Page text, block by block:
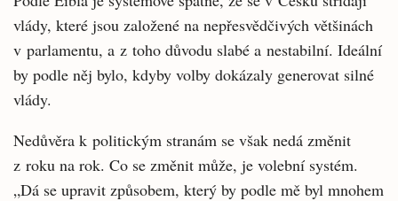
vlády, které jsou založené na nepřesvědčivých většinách
v parlamentu, a z toho důvodu slabé a nestabilní. Ideální
by podle něj bylo, kdyby volby dokázaly generovat silné
vlády.
Nedůvěra k politickým stranám se však nedá změnit
z roku na rok. Co se změnit může, je volební systém.
„Dá se upravit způsobem, který by podle mě byl mnohem